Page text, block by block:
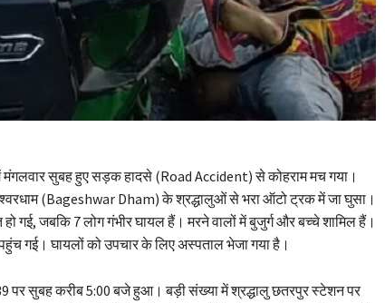
सुबह हुए सड़क हादसे (Road Accident) से कोहराम मच गया।
(Bageshwar Dham) के श्रद्धालुओं से भरा ऑटो ट्रक में जा घुसा।
गई, जबकि 7 लोग गंभीर घायल हैं। मरने वालों में बुजुर्ग और बच्‍चे शामि‍ल हैं।
गई। घायलों को उपचार के लिए अस्‍पताल भेजा गया है।
पर सुबह करीब 5:00 बजे हुआ। बड़ी संख्या में श्रद्धालु छतरपुर स्टेशन पर